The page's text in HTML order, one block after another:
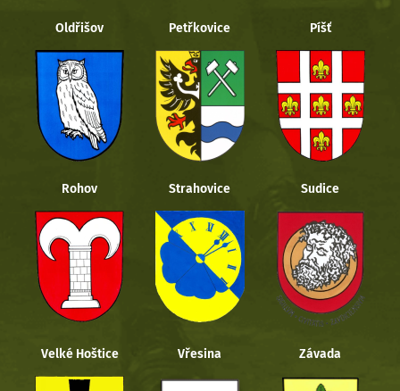
Oldřišov Petřkovice Píšť
Rohov Strahovice Sudice
Velké Hoštice Vřesina Závada